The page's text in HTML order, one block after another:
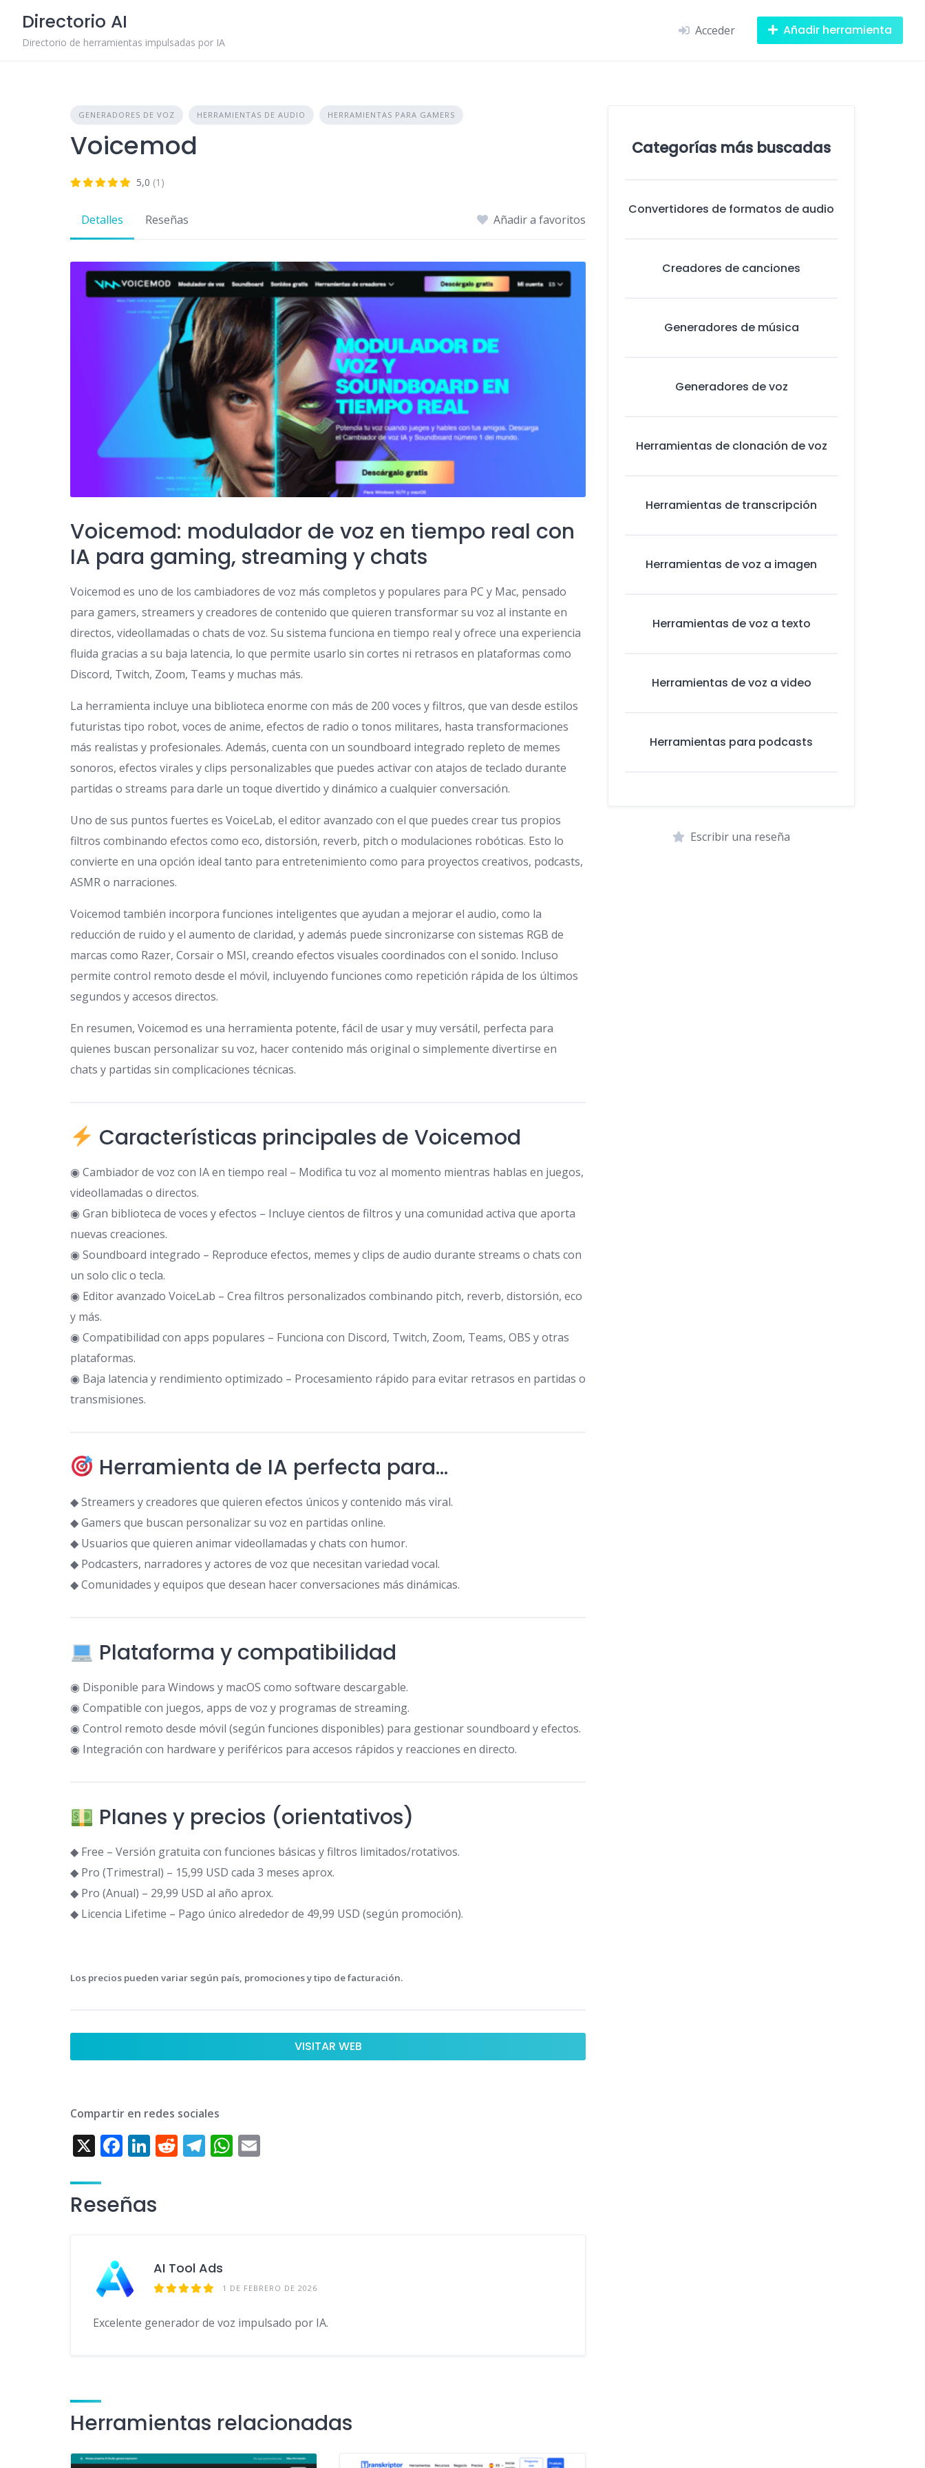
content
Directorio AI
Directorio de herramientas impulsadas por IA
Acceder Añadir herramienta
GENERADORES DE VOZ HERRAMIENTAS DE AUDIO HERRAMIENTAS PARA GAMERS
Voicemod
5,0 (1)
Detalles Reseñas Añadir a favoritos
Voicemod: modulador de voz en tiempo real con
IA para gaming, streaming y chats
Voicemod es uno de los cambiadores de voz más completos y populares para PC y Mac, pensado
para gamers, streamers y creadores de contenido que quieren transformar su voz al instante en
directos, videollamadas o chats de voz. Su sistema funciona en tiempo real y ofrece una experiencia
fluida gracias a su baja latencia, lo que permite usarlo sin cortes ni retrasos en plataformas como
Discord, Twitch, Zoom, Teams y muchas más.
La herramienta incluye una biblioteca enorme con más de 200 voces y filtros, que van desde estilos
futuristas tipo robot, voces de anime, efectos de radio o tonos militares, hasta transformaciones
más realistas y profesionales. Además, cuenta con un soundboard integrado repleto de memes
sonoros, efectos virales y clips personalizables que puedes activar con atajos de teclado durante
partidas o streams para darle un toque divertido y dinámico a cualquier conversación.
Uno de sus puntos fuertes es VoiceLab, el editor avanzado con el que puedes crear tus propios
filtros combinando efectos como eco, distorsión, reverb, pitch o modulaciones robóticas. Esto lo
convierte en una opción ideal tanto para entretenimiento como para proyectos creativos, podcasts,
ASMR o narraciones.
Voicemod también incorpora funciones inteligentes que ayudan a mejorar el audio, como la
reducción de ruido y el aumento de claridad, y además puede sincronizarse con sistemas RGB de
marcas como Razer, Corsair o MSI, creando efectos visuales coordinados con el sonido. Incluso
permite control remoto desde el móvil, incluyendo funciones como repetición rápida de los últimos
segundos y accesos directos.
En resumen, Voicemod es una herramienta potente, fácil de usar y muy versátil, perfecta para
quienes buscan personalizar su voz, hacer contenido más original o simplemente divertirse en
chats y partidas sin complicaciones técnicas.
Características principales de Voicemod
◉ Cambiador de voz con IA en tiempo real – Modifica tu voz al momento mientras hablas en juegos,
videollamadas o directos.
◉ Gran biblioteca de voces y efectos – Incluye cientos de filtros y una comunidad activa que aporta
nuevas creaciones.
◉ Soundboard integrado – Reproduce efectos, memes y clips de audio durante streams o chats con
un solo clic o tecla.
◉ Editor avanzado VoiceLab – Crea filtros personalizados combinando pitch, reverb, distorsión, eco
y más.
◉ Compatibilidad con apps populares – Funciona con Discord, Twitch, Zoom, Teams, OBS y otras
plataformas.
◉ Baja latencia y rendimiento optimizado – Procesamiento rápido para evitar retrasos en partidas o
transmisiones.
Herramienta de IA perfecta para…
◆ Streamers y creadores que quieren efectos únicos y contenido más viral.
◆ Gamers que buscan personalizar su voz en partidas online.
◆ Usuarios que quieren animar videollamadas y chats con humor.
◆ Podcasters, narradores y actores de voz que necesitan variedad vocal.
◆ Comunidades y equipos que desean hacer conversaciones más dinámicas.
Plataforma y compatibilidad
◉ Disponible para Windows y macOS como software descargable.
◉ Compatible con juegos, apps de voz y programas de streaming.
◉ Control remoto desde móvil (según funciones disponibles) para gestionar soundboard y efectos.
◉ Integración con hardware y periféricos para accesos rápidos y reacciones en directo.
Planes y precios (orientativos)
◆ Free – Versión gratuita con funciones básicas y filtros limitados/rotativos.
◆ Pro (Trimestral) – 15,99 USD cada 3 meses aprox.
◆ Pro (Anual) – 29,99 USD al año aprox.
◆ Licencia Lifetime – Pago único alrededor de 49,99 USD (según promoción).
Los precios pueden variar según país, promociones y tipo de facturación.
VISITAR WEB
Compartir en redes sociales
X F
e
b
k
Li
e
R T
m
W
p
Reseñas
AI Tool Ads
1 DE FEBRERO DE 2026
Excelente generador de voz impulsado por IA.
Categorías más buscadas
Convertidores de formatos de audio
Creadores de canciones
Generadores de música
Generadores de voz
Herramientas de clonación de voz
Herramientas de transcripción
Herramientas de voz a imagen
Herramientas de voz a texto
Herramientas de voz a video
Herramientas para podcasts
Escribir una reseña
Herramientas relacionadas